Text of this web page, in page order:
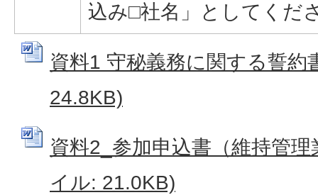
込み□社名」としてくだ
資料1 守秘義務に関する誓約
24.8KB)
資料2_参加申込書（維持管
イル: 21.0KB)